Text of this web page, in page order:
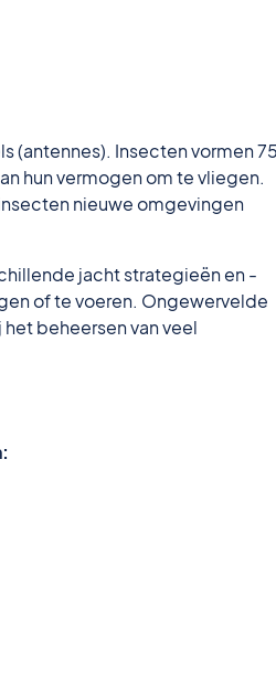
(antennes). Insecten vormen
hun vermogen om te vliegen.
nieuwe omgevingen
jacht strategieën en -
of te voeren. Ongewervelde
beheersen van veel